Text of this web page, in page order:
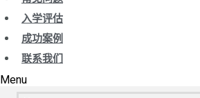
入学评估
成功案例
联系我们
Menu